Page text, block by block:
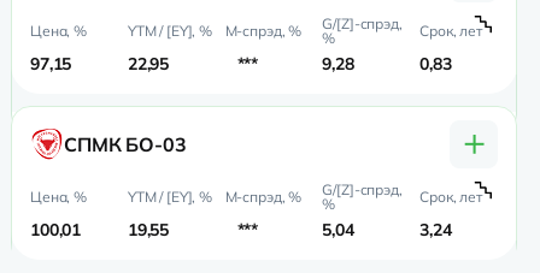
97,15 22,95 *** 9,28 0,83
СПМК БО-03 +
100,01 19,55 *** 5,04 3,24